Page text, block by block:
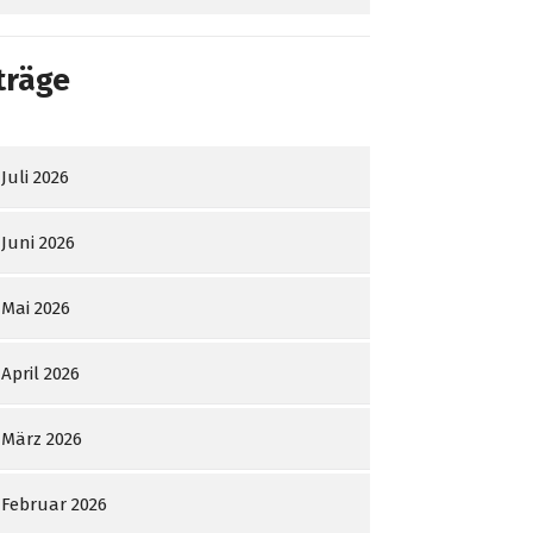
Juli 2026
Juni 2026
Mai 2026
April 2026
März 2026
Februar 2026